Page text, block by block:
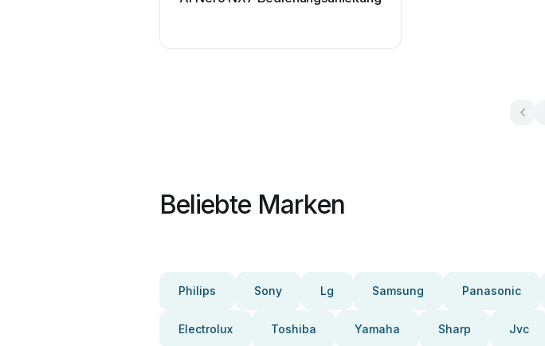
Beliebte Marken
Philips Sony Lg Samsung Panasonic
Electrolux Toshiba Yamaha Sharp Jvc